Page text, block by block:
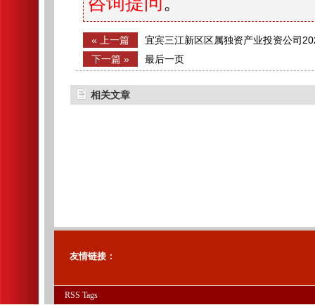
« 上一篇 宜宾三江新区区属独资产业投资公司
聘公告（9人）
下一篇 » 最后一页
相关文章
友情链接：
RSS Tags